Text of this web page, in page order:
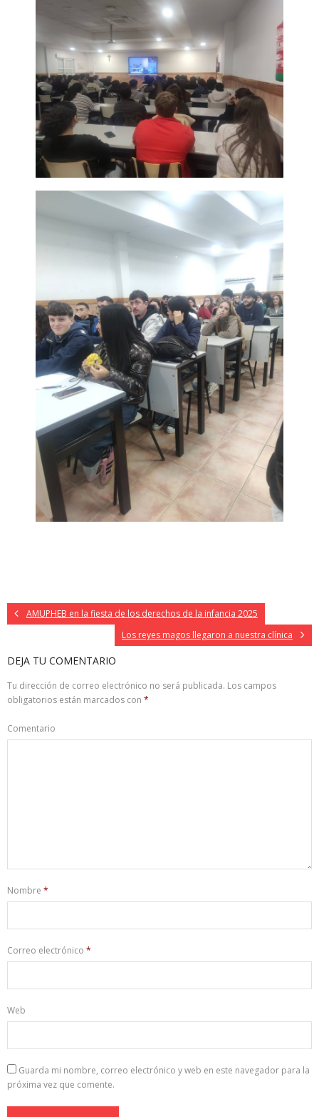
AMUPHEB en la fiesta de los derechos de la infancia 2025
Los reyes magos llegaron a nuestra clínica
DEJA TU COMENTARIO
Tu dirección de correo electrónico no será publicada. Los campos
obligatorios están marcados con *
Comentario
Nombre *
Correo electrónico *
Web
Guarda mi nombre, correo electrónico y web en este navegador para la
próxima vez que comente.